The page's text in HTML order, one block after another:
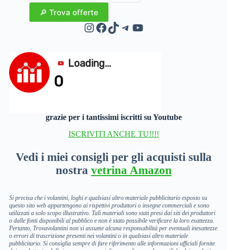
Instagram
Facebook
TikTok
Telegram
YouTube
grazie per i tantissimi iscritti su Youtube
ISCRIVITI ANCHE TU!!!!
Vedi i miei consigli per gli acquisti sulla
nostra vetrina Amazon
Si precisa che i volantini, loghi e qualsiasi altro materiale pubblicitario esposto su
questo sito web appartengono ai rispettivi produttori o insegne commerciali e sono
utilizzati a solo scopo illustrativo. Tali materiali sono stati presi dai siti dei produttori
o dalle fonti disponibili al pubblico e non è stato possibile verificare la loro esattezza.
Pertanto, Trovavolantini non si assume alcuna responsabilità per eventuali inesattezze
o errori di trascrizione presenti nei volantini o in qualsiasi altro materiale
pubblicitario. Si consiglia sempre di fare riferimento alle informazioni ufficiali fornite